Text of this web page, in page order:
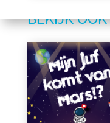
BEKIJK